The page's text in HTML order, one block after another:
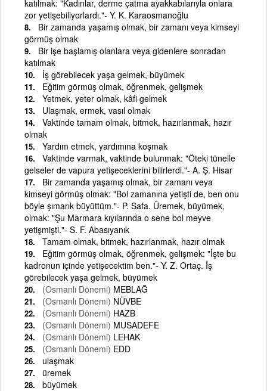
katılmak: "Kadınlar, derme çatma ayakkabılarıyla onlara
zor yetişebiliyorlardı."- Y. K. Karaosmanoğlu
Bir zamanda yaşamış olmak, bir zamanı veya kimseyi
görmüş olmak
Bir işe başlamış olanlara veya gidenlere sonradan
katılmak
İş görebilecek yaşa gelmek, büyümek
Eğitim görmüş olmak, öğrenmek, gelişmek
Yetmek, yeter olmak, kâfi gelmek
Ulaşmak, ermek, vasıl olmak
Vaktinde tamam olmak, bitmek, hazırlanmak, hazır
olmak
Yardım etmek, yardımına koşmak
Vaktinde varmak, vaktinde bulunmak: "Öteki tünelle
gelseler de vapura yetişeceklerini bilirlerdi."- A. Ş. Hisar
Bir zamanda yaşamış olmak, bir zamanı veya
kimseyi görmüş olmak: "Bol zamanına yetişti de, ben onu
böyle şımarık büyüttüm."- P. Safa. Üremek, büyümek,
olmak: "Şu Marmara kıyılarında o sene bol meyve
yetişmişti."- S. F. Abasıyanık
Tamam olmak, bitmek, hazırlanmak, hazır olmak
Eğitim görmüş olmak, öğrenmek, gelişmek: "İşte bu
kadronun içinde yetişecektim ben."- Y. Z. Ortaç. İş
görebilecek yaşa gelmek, büyümek
(Osmanlı Dönemi) MEBLAĞ
(Osmanlı Dönemi) NÜVBE
(Osmanlı Dönemi) HAZB
(Osmanlı Dönemi) MUSADEFE
(Osmanlı Dönemi) LEHAK
(Osmanlı Dönemi) EDD
ulaşmak
üremek
büyümek